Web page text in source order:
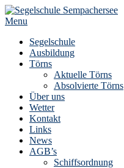
Skip
to
Menu
Segelschule
Ausbildung
Törns
Aktuelle Törns
Absolvierte Törns
Über uns
Wetter
Kontakt
Links
News
AGB’s
Schiffsordnung